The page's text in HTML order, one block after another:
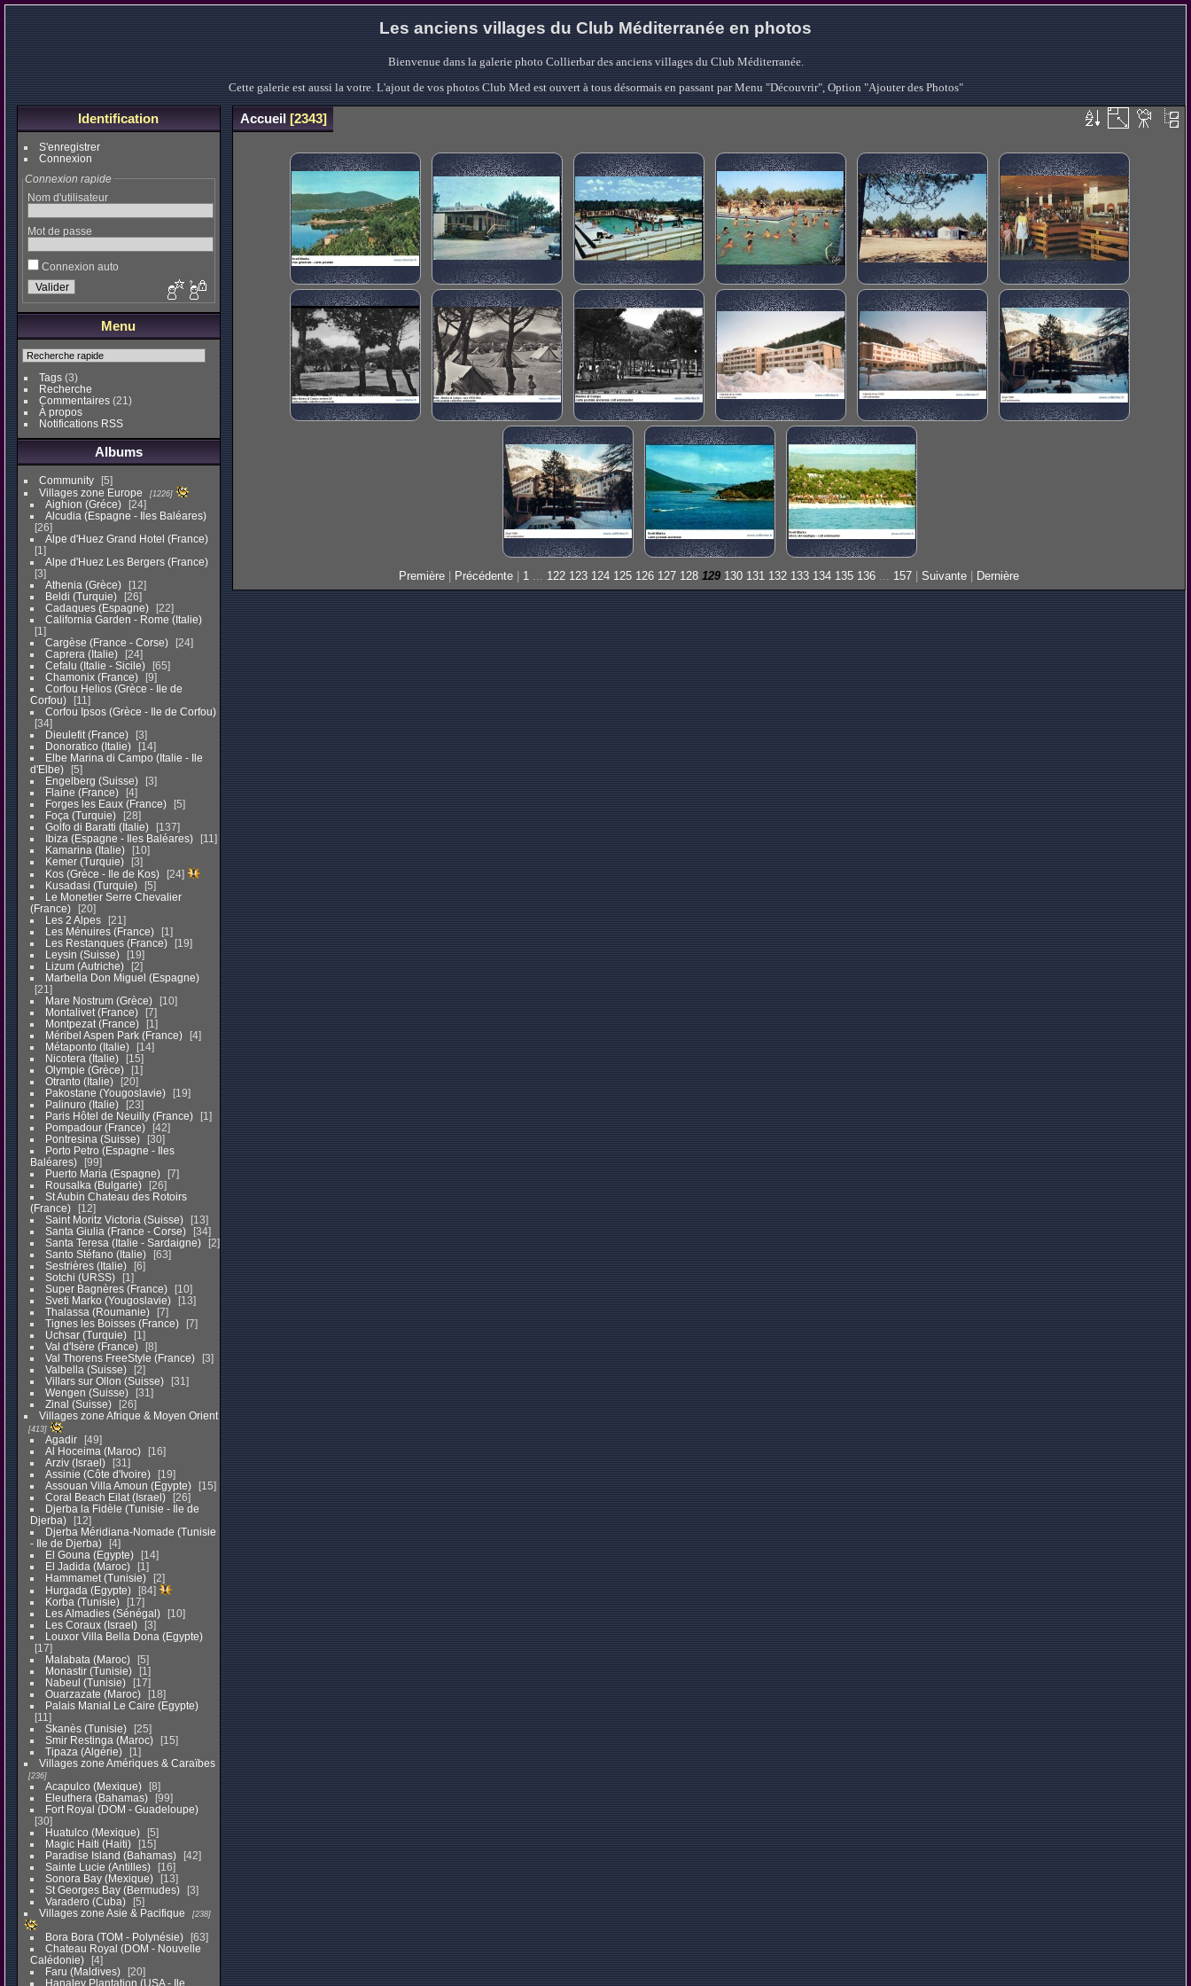
Les anciens villages du Club Méditerranée en photos
Bienvenue dans la galerie photo Collierbar des anciens villages du Club Méditerranée.
Cette galerie est aussi la votre. L'ajout de vos photos Club Med est ouvert à tous désormais en passant par Menu "Découvrir", Option "Ajouter des Photos"
Identification
S'enregistrer
Connexion
Connexion rapide
Nom d'utilisateur
Mot de passe
Connexion auto
Menu
Tags(3)
Recherche
Commentaires(21)
À propos
Notifications RSS
Albums
Community
5
Villages zone Europe
1226
Aighion (Gréce)
24
Alcudia (Espagne - Iles Baléares)
26
Alpe d'Huez Grand Hotel (France)
1
Alpe d'Huez Les Bergers (France)
3
Athenia (Grèce)
12
Beldi (Turquie)
26
Cadaques (Espagne)
22
California Garden - Rome (Italie)
1
Cargèse (France - Corse)
24
Caprera (Italie)
24
Cefalu (Italie - Sicile)
65
Chamonix (France)
9
Corfou Helios (Grèce - Ile de
Corfou)
11
Corfou Ipsos (Grèce - Ile de Corfou)
34
Dieulefit (France)
3
Donoratico (Italie)
14
Elbe Marina di Campo (Italie - Ile
d'Elbe)
5
Engelberg (Suisse)
3
Flaine (France)
4
Forges les Eaux (France)
5
Foça (Turquie)
28
Golfo di Baratti (Italie)
137
Ibiza (Espagne - Iles Baléares)
11
Kamarina (Italie)
10
Kemer (Turquie)
3
Kos (Grèce - Ile de Kos)
24
Kusadasi (Turquie)
5
Le Monetier Serre Chevalier
(France)
20
Les 2 Alpes
21
Les Ménuires (France)
1
Les Restanques (France)
19
Leysin (Suisse)
19
Lizum (Autriche)
2
Marbella Don Miguel (Espagne)
21
Mare Nostrum (Grèce)
10
Montalivet (France)
7
Montpezat (France)
1
Méribel Aspen Park (France)
4
Métaponto (Italie)
14
Nicotera (Italie)
15
Olympie (Grèce)
1
Otranto (Italie)
20
Pakostane (Yougoslavie)
19
Palinuro (Italie)
23
Paris Hôtel de Neuilly (France)
1
Pompadour (France)
42
Pontresina (Suisse)
30
Porto Petro (Espagne - Iles
Baléares)
99
Puerto Maria (Espagne)
7
Rousalka (Bulgarie)
26
St Aubin Chateau des Rotoirs
(France)
12
Saint Moritz Victoria (Suisse)
13
Santa Giulia (France - Corse)
34
Santa Teresa (Italie - Sardaigne)
2
Santo Stéfano (Italie)
63
Sestrières (Italie)
6
Sotchi (URSS)
1
Super Bagnères (France)
10
Sveti Marko (Yougoslavie)
13
Thalassa (Roumanie)
7
Tignes les Boisses (France)
7
Uchsar (Turquie)
1
Val d'Isère (France)
8
Val Thorens FreeStyle (France)
3
Valbella (Suisse)
2
Villars sur Ollon (Suisse)
31
Wengen (Suisse)
31
Zinal (Suisse)
26
Villages zone Afrique & Moyen Orient
413
Agadir
49
Al Hoceima (Maroc)
16
Arziv (Israel)
31
Assinie (Côte d'Ivoire)
19
Assouan Villa Amoun (Egypte)
15
Coral Beach Eilat (Israel)
26
Djerba la Fidèle (Tunisie - Ile de
Djerba)
12
Djerba Méridiana-Nomade (Tunisie
- Ile de Djerba)
4
El Gouna (Egypte)
14
El Jadida (Maroc)
1
Hammamet (Tunisie)
2
Hurgada (Egypte)
84
Korba (Tunisie)
17
Les Almadies (Sénégal)
10
Les Coraux (Israel)
3
Louxor Villa Bella Dona (Egypte)
17
Malabata (Maroc)
5
Monastir (Tunisie)
1
Nabeul (Tunisie)
17
Ouarzazate (Maroc)
18
Palais Manial Le Caire (Egypte)
11
Skanès (Tunisie)
25
Smir Restinga (Maroc)
15
Tipaza (Algérie)
1
Villages zone Amériques & Caraïbes
236
Acapulco (Mexique)
8
Eleuthera (Bahamas)
99
Fort Royal (DOM - Guadeloupe)
30
Huatulco (Mexique)
5
Magic Haiti (Haiti)
15
Paradise Island (Bahamas)
42
Sainte Lucie (Antilles)
16
Sonora Bay (Mexique)
13
St Georges Bay (Bermudes)
3
Varadero (Cuba)
5
Villages zone Asie & Pacifique
238
Bora Bora (TOM - Polynésie)
63
Chateau Royal (DOM - Nouvelle
Calédonie)
4
Faru (Maldives)
20
Hanaley Plantation (USA - Ile
Accueil 2343
Première Précédente 1 ... 122 123 124 125 126 127 128 129 130 131 132 133 134 135 136 ... 157 Suivante Dernière